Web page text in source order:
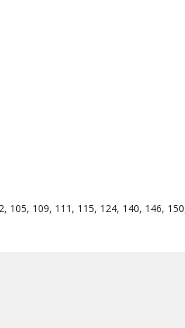
105, 109, 111, 115, 124, 140, 146,